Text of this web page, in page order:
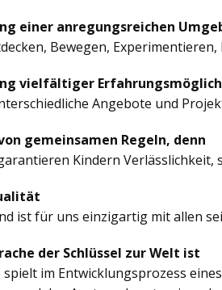
einer anregungsreichen
Bewegen,
vielfältiger
Angebote und
gemeinsamen Regeln, denn
Kindern
ist für uns einzigartig mit allen
der Schlüssel zur Welt ist
spielt im Entwicklungsprozess